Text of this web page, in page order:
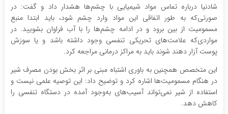
شادنیا درباره تماس مواد شیمیایی با چشم‌ها هشدار داد و گفت: در
صورتی‌که به طور اتفاقی این مواد وارد چشم شود، باید ابتدا منبع
مسمومیت از بین برود و در ادامه چشم‌ها را با آب فراوان بشویید. در
مواردی‌که علامت‌های تحریکی تنفسی وجود داشته باشد و یا سوزش
پوست آزار دهند شوند باید به مراکز درمانی مراجعه کرد.
این متخصص همچنین به باوری اشتباه مبنی بر اثر بخش بودن مصرف شیر
در هنگام مسمومیت‌ها اشاره کرد و توضیح داد: این توصیه علمی نیست و
استفاده از شیر نمی‌تواند آسیب‌های به‌وجود آمده در دستگاه تنفسی را
کاهش دهد.